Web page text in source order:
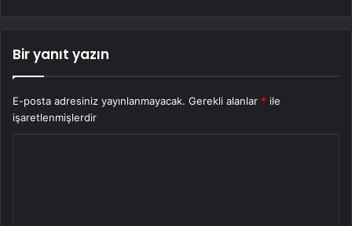
Bir yanıt yazın
E-posta adresiniz yayınlanmayacak. Gerekli alanlar * ile
işaretlenmişlerdir